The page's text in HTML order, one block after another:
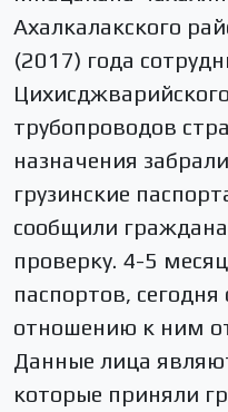
Ахалкалакского
(2017) года
трубопроводов
назначения
грузинские
сообщили
проверку. 4-5
паспортов, сегодня
отношению к ним
Данные лица
которые приняли